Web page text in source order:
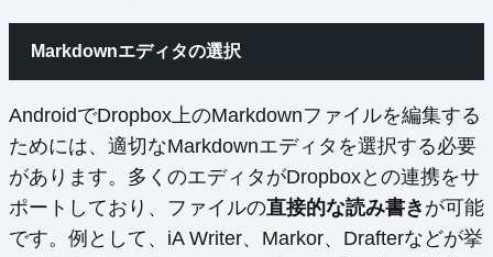
Markdownエディタの選択
AndroidでDropbox上のMarkdownファイルを編集する
ためには、適切なMarkdownエディタを選択する必要
があります。多くのエディタがDropboxとの連携をサ
ポートしており、ファイルの直接的な読み書き が可能
です。例として、iA Writer、Markor、Drafterなどが挙